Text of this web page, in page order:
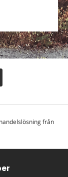
från